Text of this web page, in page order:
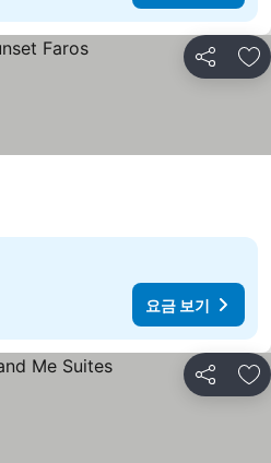
공유 즐
요금 보기
공유 즐